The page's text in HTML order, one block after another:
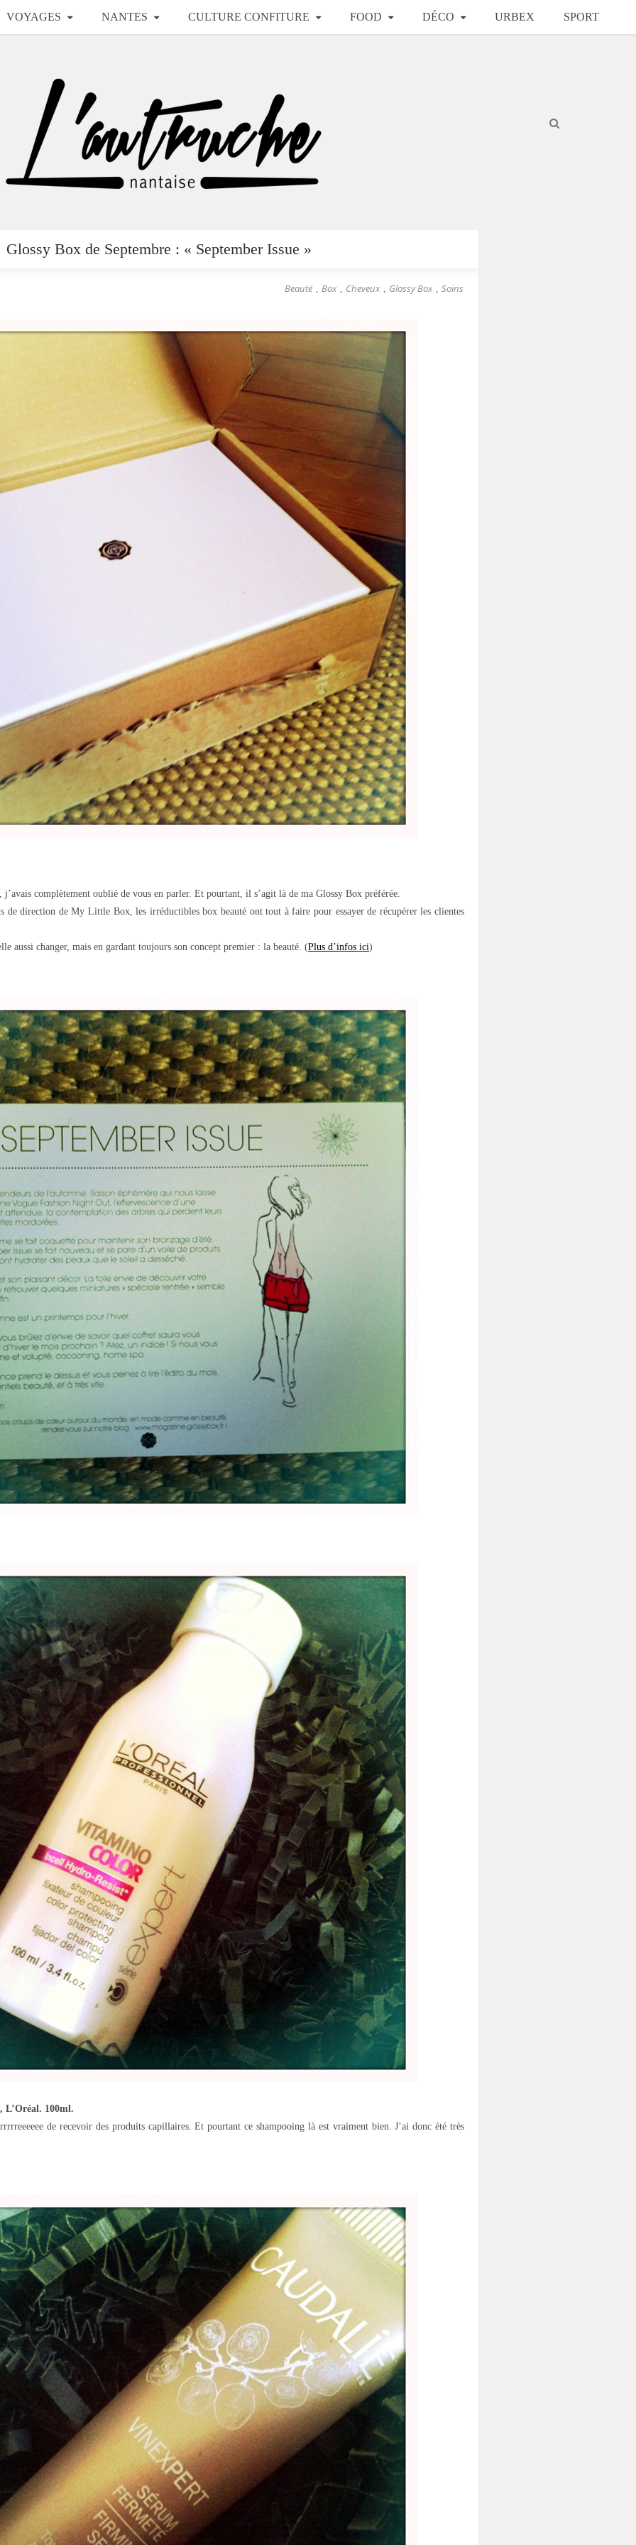
VOYAGES NANTES CULTURE CONFITURE FOOD DÉCO URBEX SPORT
Glossy Box de Septembre : « September Issue »
Beauté , Box , Cheveux , Glossy Box , Soins
j’avais complètement oublié de vous en parler. Et pourtant, il s’agit là de ma Glossy Box préférée.
de direction de My Little Box, les irréductibles box beauté ont tout à faire pour essayer de récupérer les clientes
aussi changer, mais en gardant toujours son concept premier : la beauté. (Plus d’infos ici)
L’Oréal. 100ml.
de recevoir des produits capillaires. Et pourtant ce shampooing là est vraiment bien. J’ai donc été très